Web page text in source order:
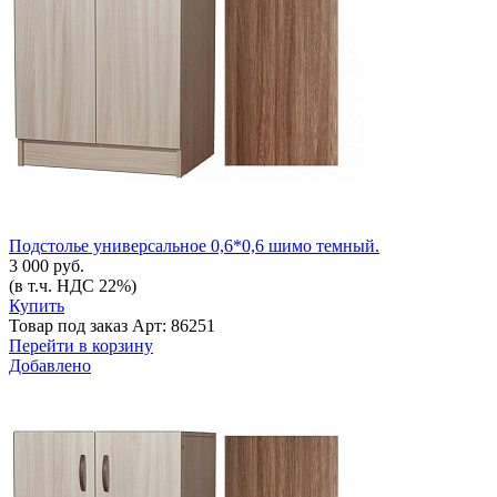
Подстолье универсальное 0,6*0,6 шимо темный.
3 000 руб.
(в т.ч. НДС 22%)
Купить
Товар под заказ Арт: 86251
Перейти в корзину
Добавлено